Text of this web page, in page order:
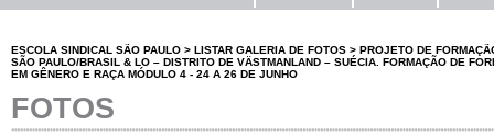
ESCOLA SINDICAL SÃO PAULO > LISTAR GALERIA DE FOTOS > PROJETO DE
SÃO PAULO/BRASIL & LO – DISTRITO DE VÄSTMANLAND – SUÉCIA. FORMAÇÃO DE
EM GÊNERO E RAÇA MÓDULO 4 - 24 A 26 DE JUNHO
FOTOS